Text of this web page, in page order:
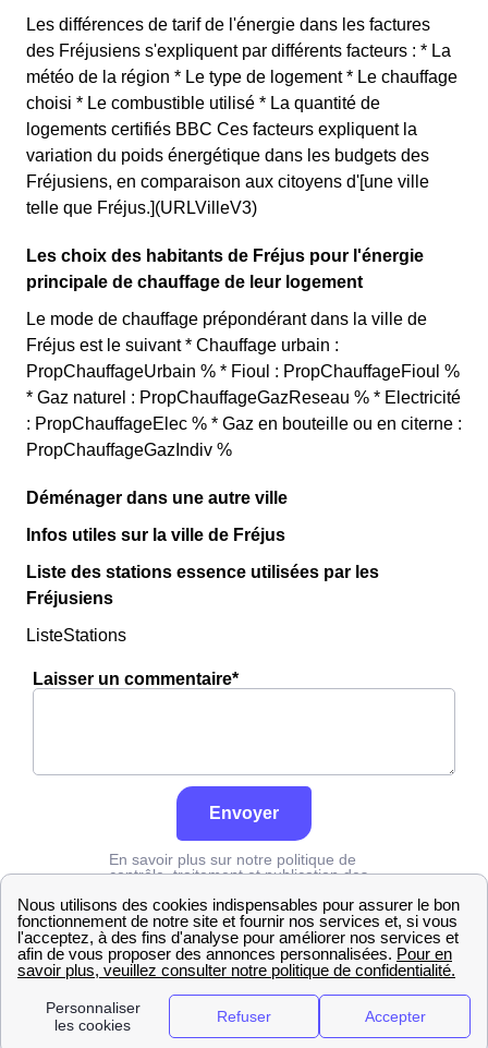
Les différences de tarif de l'énergie dans les factures
des Fréjusiens s'expliquent par différents facteurs : * La
météo de la région * Le type de logement * Le chauffage
choisi * Le combustible utilisé * La quantité de
logements certifiés BBC Ces facteurs expliquent la
variation du poids énergétique dans les budgets des
Fréjusiens, en comparaison aux citoyens d'[une ville
telle que Fréjus.](URLVilleV3)
Les choix des habitants de Fréjus pour l'énergie
principale de chauffage de leur logement
Le mode de chauffage prépondérant dans la ville de
Fréjus est le suivant * Chauffage urbain :
PropChauffageUrbain % * Fioul : PropChauffageFioul %
* Gaz naturel : PropChauffageGazReseau % * Electricité
: PropChauffageElec % * Gaz en bouteille ou en citerne :
PropChauffageGazIndiv %
Déménager dans une autre ville
Infos utiles sur la ville de Fréjus
Liste des stations essence utilisées par les
Fréjusiens
ListeStations
Laisser un commentaire*
Envoyer
En savoir plus sur notre politique de
contrôle, traitement et publication des
Edf Var Fréjus